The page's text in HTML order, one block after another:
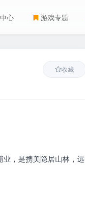
心 游戏专题
收藏
，是携美隐居山林，远